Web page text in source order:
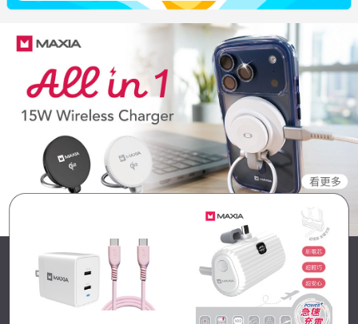
NovaPlus UX替換筆尖組4入 白
$499